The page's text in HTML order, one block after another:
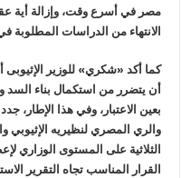
مصر في أسرع وقت، وإزالة أية
الانتهاء من الدراسات
كما أكد «شكري» للوزير
أن يتضرر من استكمال بناء السد
بعين الاعتبار، وفي هذا الإطار،
والري المصري لنظيريه الإثيوبي
الثلاثية على المستوى الوزاري
القرار المناسب تجاه التقرير